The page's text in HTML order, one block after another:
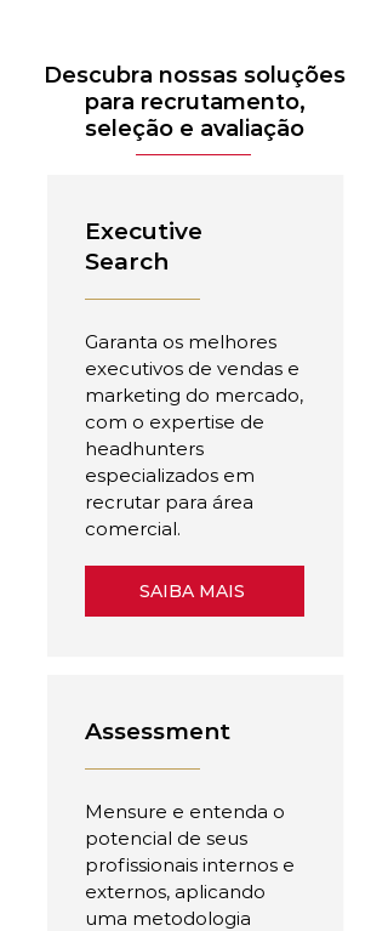
Descubra nossas soluções
para recrutamento,
seleção e avaliação
Executive
Search
Garanta os melhores
executivos de vendas e
marketing do mercado,
com o expertise de
headhunters
especializados em
recrutar para área
comercial.
SAIBA MAIS
Assessment
Mensure e entenda o
potencial de seus
profissionais internos e
externos, aplicando
uma metodologia